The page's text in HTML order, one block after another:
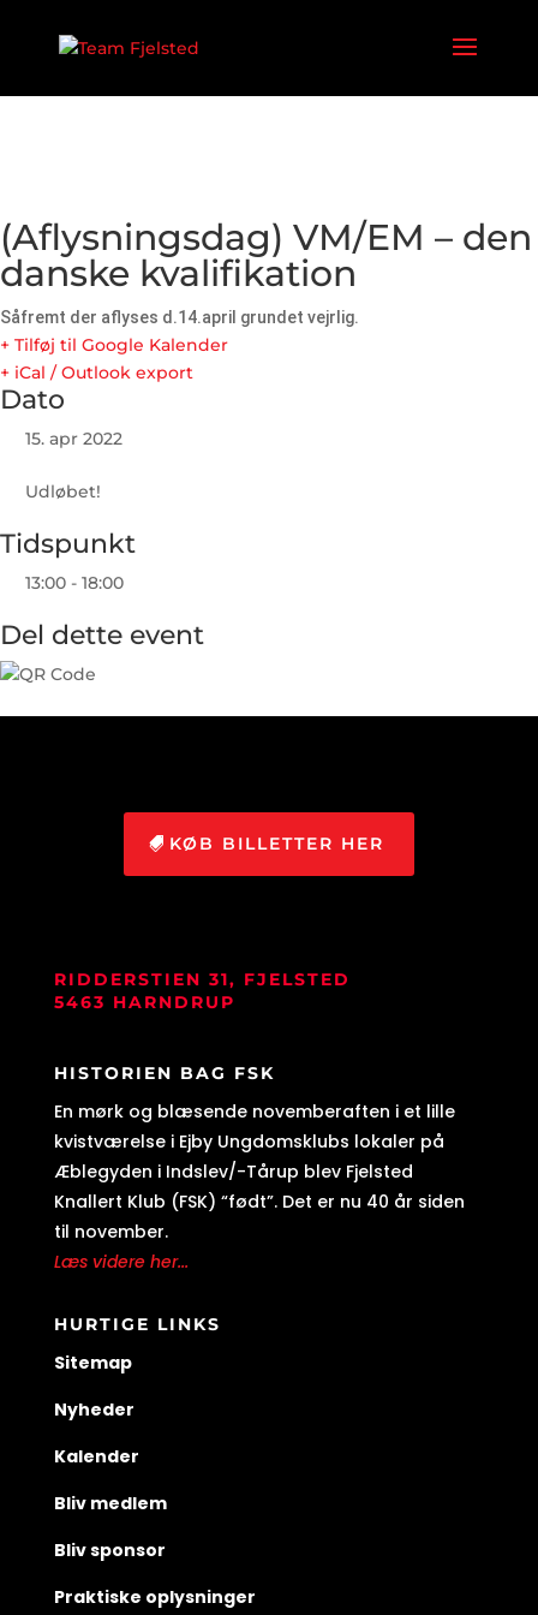
(Aflysningsdag) VM/EM – den
danske kvalifikation
Såfremt der aflyses d.14.april grundet vejrlig.
+ Tilføj til Google Kalender
+ iCal / Outlook export
Dato
15. apr 2022
Udløbet!
Tidspunkt
13:00 - 18:00
Del dette event
KØB BILLETTER HER
RIDDERSTIEN 31, FJELSTED
5463 HARNDRUP
HISTORIEN BAG FSK
En mørk og blæsende novemberaften i et lille
kvistværelse i Ejby Ungdomsklubs lokaler på
Æblegyden i Indslev/-Tårup blev Fjelsted
Knallert Klub (FSK) “født”. Det er nu 40 år siden
til november.
Læs videre her...
HURTIGE LINKS
Sitemap
Nyheder
Kalender
Bliv medlem
Bliv sponsor
Praktiske oplysninger